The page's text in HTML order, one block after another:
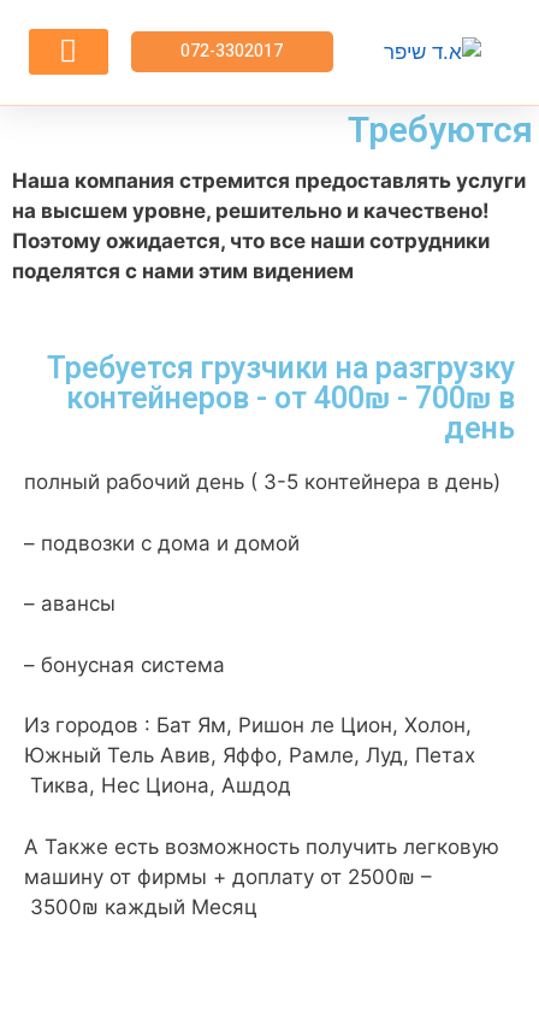
072-3302017
Требуются
Наша компания стремится предоставлять услуги
на высшем уровне, решительно и качествено!
Поэтому ожидается, что все наши сотрудники
поделятся с нами этим видением
Требуется грузчики на разгрузку
контейнеров - от 400₪ - 700₪ в
день
подвозки с дома и домой –
авансы –
бонусная система –
Из городов : Бат Ям, Ришон ле Цион, Холон,
Южный Тель Авив, Яффо, Рамле, Луд, Петах
Тиква, Нес Циона, Ашдод
А Также есть возможность получить легковую
машину от фирмы + доплату от 2500₪ –
3500₪ каждый Месяц